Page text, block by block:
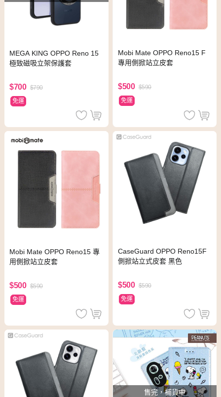
MEGA KING OPPO Reno 15
極致磁吸立架保護套
$700 $790
免運
Mobi Mate OPPO Reno15 F
專用側掀站立皮套
$500 $590
免運
Mobi Mate OPPO Reno15 專
用側掀站立皮套
$500 $590
免運
CaseGuard OPPO Reno15F
側掀站立式皮套 黑色
$500 $590
免運
售完，補貨中